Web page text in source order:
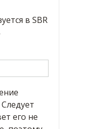
в SBR
его не